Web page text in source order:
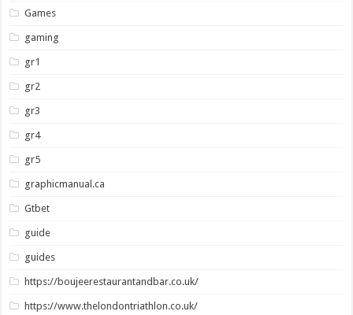
Games
gaming
gr1
gr2
gr3
gr4
gr5
graphicmanual.ca
Gtbet
guide
guides
https://boujeerestaurantandbar.co.uk/
https://www.thelondontriathlon.co.uk/